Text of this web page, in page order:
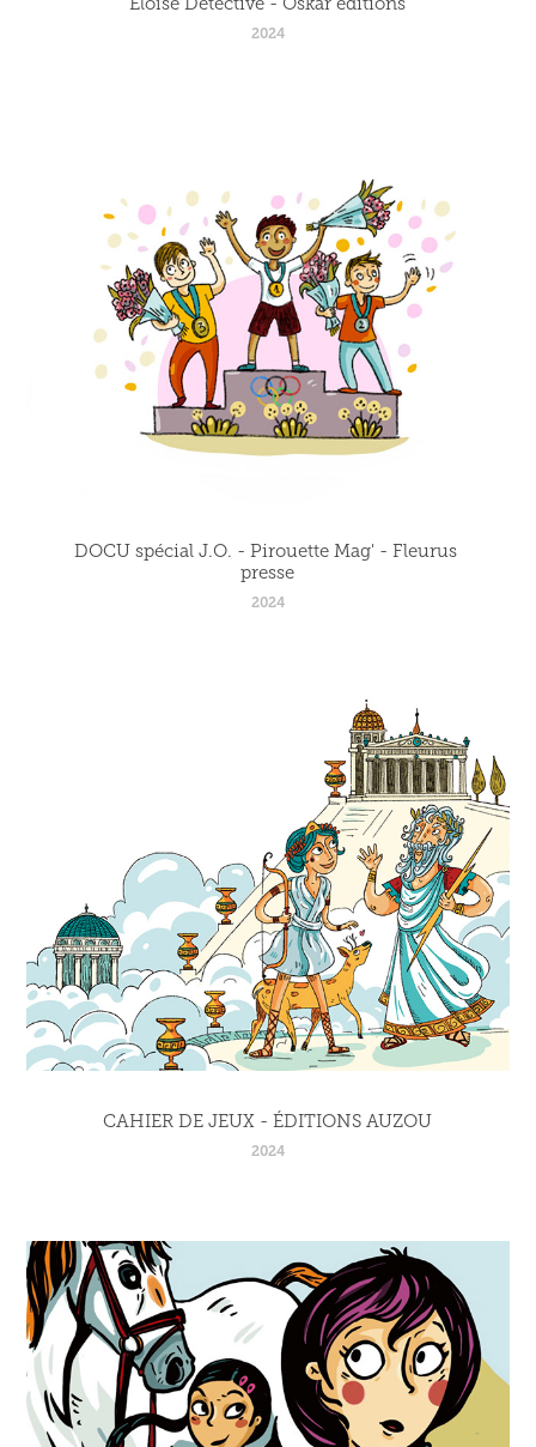
Eloïse Détective - Oskar éditions
2024
DOCU spécial J.O. - Pirouette Mag' - Fleurus
presse
2024
CAHIER DE JEUX - ÉDITIONS AUZOU
2024